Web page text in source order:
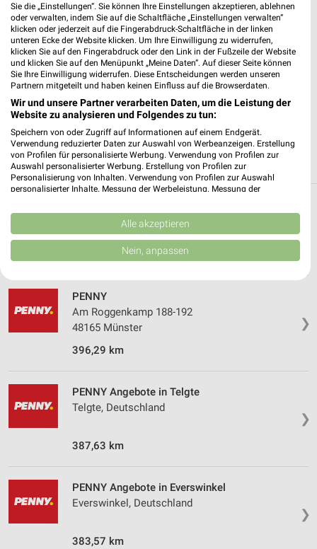
✔Standortgenaue Angebote
✔Folge deinem Lieblingshändler
✔Push-Benachrichtigungen bei neuen Prospekten
✔Einkaufsliste - Einkauf stressfrei planen
JETZT LADEN UND SPAREN!
Weitere PENNY Geschäfte mit Angeboten in
und um Münster
5 Geschäfte und Orte
❯
PENNY
Am Roggenkamp 188-192
48165 Münster
396,29 km
❯
PENNY Angebote in Telgte
Telgte, Deutschland
387,63 km
❯
PENNY Angebote in Everswinkel
Everswinkel, Deutschland
383,57 km
Sie die „Einstellungen“. Sie können Ihre Einstellungen akzeptieren, ablehnen
oder verwalten, indem Sie auf die Schaltfläche „Einstellungen verwalten“
klicken oder jederzeit auf die Fingerabdruck-Schaltfläche in der linken
unteren Ecke der Website klicken. Um Ihre Einwilligung zu widerrufen,
klicken Sie auf den Fingerabdruck oder den Link in der Fußzeile der Website
und klicken Sie auf den Menüpunkt „Meine Daten“. Auf dieser Seite können
Sie Ihre Einwilligung widerrufen. Diese Entscheidungen werden unseren
Partnern mitgeteilt und haben keinen Einfluss auf die Browserdaten.
Wir und unsere Partner verarbeiten Daten, um die Leistung der
Website zu analysieren und Folgendes zu tun:
Speichern von oder Zugriff auf Informationen auf einem Endgerät.
Verwendung reduzierter Daten zur Auswahl von Werbeanzeigen. Erstellung
von Profilen für personalisierte Werbung. Verwendung von Profilen zur
Auswahl personalisierter Werbung. Erstellung von Profilen zur
Personalisierung von Inhalten. Verwendung von Profilen zur Auswahl
personalisierter Inhalte. Messung der Werbeleistung. Messung der
Kombinationen von Daten aus verschiedenen Quellen. Entwicklung und
Verbesserung der Angebote. Verwendung reduzierter Daten zur Auswahl
von Inhalten.
Daten können außerhalb der Europäischen Union weitergegeben und in die
USA gesendet werden.
Website/App.
Partnerliste anzeigen (1 IAB-Anbieter)
Wir nutzen Ihre Daten für folgende Zwecke:
Verwendung reduzierter Daten zur Auswahl von
Werbeanzeigen
Erstellung von Profilen für personalisierte
Verwendung von Profilen zur Auswahl
personalisierter Werbung
Erstellung von Profilen zur Personalisierung
von Inhalten
Alle akzeptieren
Nein, anpassen